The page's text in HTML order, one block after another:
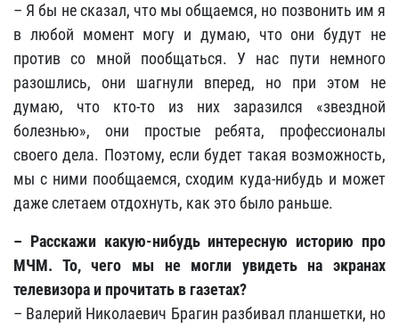
– Я бы не сказал, что мы общаемся, но позвонить им я
в любой момент могу и думаю, что они будут не
против со мной пообщаться. У нас пути немного
разошлись, они шагнули вперед, но при этом не
думаю, что кто-то из них заразился «звездной
болезнью», они простые ребята, профессионалы
своего дела. Поэтому, если будет такая возможность,
мы с ними пообщаемся, сходим куда-нибудь и может
даже слетаем отдохнуть, как это было раньше.
– Расскажи какую-нибудь интересную историю про
МЧМ. То, чего мы не могли увидеть на экранах
телевизора и прочитать в газетах?
– Валерий Николаевич Брагин разбивал планшетки, но